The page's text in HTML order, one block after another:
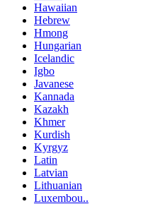
Hawaiian
Hebrew
Hmong
Hungarian
Icelandic
Igbo
Javanese
Kannada
Kazakh
Khmer
Kurdish
Kyrgyz
Latin
Latvian
Lithuanian
Luxembou..